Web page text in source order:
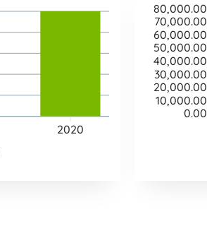
2020
80,000.00
70,000.00
60,000.00
50,000.00
40,000.00
30,000.00
20,000.00
10,000.00
0.00